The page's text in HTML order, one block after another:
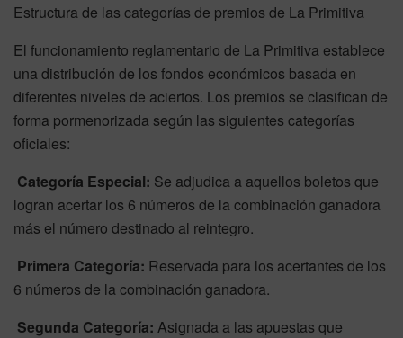
Estructura de las categorías de premios de La Primitiva
El funcionamiento reglamentario de La Primitiva establece
una distribución de los fondos económicos basada en
diferentes niveles de aciertos. Los premios se clasifican de
forma pormenorizada según las siguientes categorías
oficiales:
Categoría Especial: Se adjudica a aquellos boletos que
logran acertar los 6 números de la combinación ganadora
más el número destinado al reintegro.
Primera Categoría: Reservada para los acertantes de los
6 números de la combinación ganadora.
Segunda Categoría: Asignada a las apuestas que